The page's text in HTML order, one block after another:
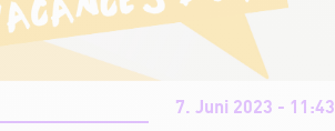
7. Juni 2023 - 11:43